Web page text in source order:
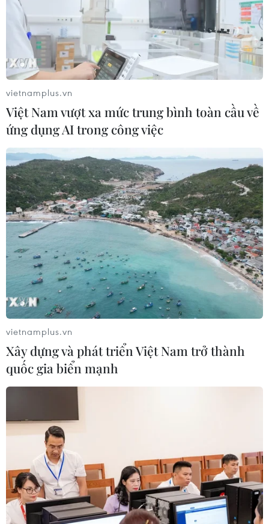
Theo dõi VietnamPlus
TIN CÙNG CHUYÊN MỤC
Quảng Trị triệt phá đường dây vận
chuyển hơn 210kg vật liệu nổ
08/08/2026 01:59
Gỡ "điểm nghẽn" ở cấp cơ sở
08/08/2026 01:46
Cần Thơ: Khởi tố 19 bị can trong vụ
dàn cảnh cướp giật tại Tân Huê Viên
08/08/2026 01:33
TP Hồ Chí Minh: Bắt khẩn cấp bảo
mẫu có hành vi bạo hành trẻ tại
trường mầm non
08/08/2026 01:33
Bộ Giáo dục và Đào tạo
công bố Khung kế hoạch thời gian
vietnamplus.vn
Việt Nam vượt xa mức trung bình toàn cầu về
ứng dụng AI trong công việc
vietnamplus.vn
Xây dựng và phát triển Việt Nam trở thành
quốc gia biển mạnh